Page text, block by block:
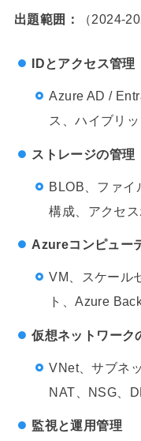
出題範囲： （2024-
IDとアクセス管理
Azure AD /
ス、ハイブリ
ストレージの管理
BLOB、ファイ
構成、アクセ
Azureコンピュー
VM、スケール
ト、Azure
仮想ネットワーク
VNet、サブネ
NAT、NSG、
監視と運用管理